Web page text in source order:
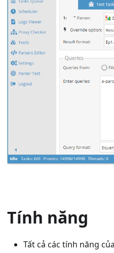
Tính năng
Tất cả các tính năng